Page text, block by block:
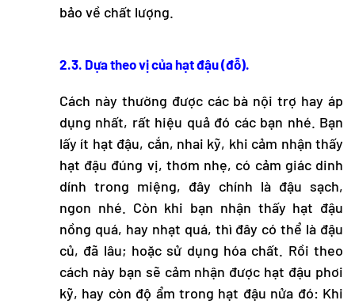
bảo về chất lượng.
2.3. Dựa theo vị của hạt đậu (đỗ).
Cách này thường được các bà nội trợ hay áp
dụng nhất, rất hiệu quả đó các bạn nhé. Bạn
lấy ít hạt đậu, cắn, nhai kỹ, khi cảm nhận thấy
hạt đậu đúng vị, thơm nhẹ, có cảm giác dinh
dính trong miệng, đây chính là đậu sạch,
ngon nhé. Còn khi bạn nhận thấy hạt đậu
nồng quá, hay nhạt quá, thì đây có thể là đậu
củ, đã lâu; hoặc sử dụng hóa chất. Rồi theo
cách này bạn sẽ cảm nhận được hạt đậu phơi
kỹ, hay còn độ ẩm trong hạt đậu nửa đó: Khi